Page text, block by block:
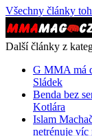
Všechny články
Další články z
G MMA má
Sládek
Benda bez
Kotlára
Islam
netrénuje víc